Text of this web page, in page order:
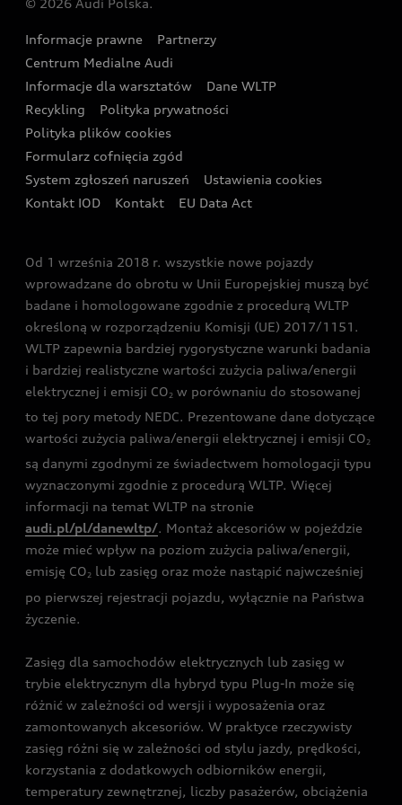
Wyszukaj najbliższego Partnera Audi
Oferta dla przedsiębiorców
Oferta dla klientów prywatnych
Kalkulator rat
Ubezpieczenie
Audi exclusive
Zasięg
Gwarancja
Akcje serwisowe Audi
Katalog online akcesoriów
Audi i Muzeum Sztuki Nowoczesnej w Warszawie
Audi driving experience
Audi quattro Cup
Audi i Puchar Świata w Skokach Narciarskich w
Zakopanem
© 2026 Audi Polska.
Informacje prawne
Partnerzy
Centrum Medialne Audi
Informacje dla warsztatów
Dane WLTP
Recykling
Polityka prywatności
Polityka plików cookies
Formularz cofnięcia zgód
System zgłoszeń naruszeń
Ustawienia cookies
Kontakt IOD
Kontakt EU Data Act
Od 1 września 2018 r. wszystkie nowe pojazdy
wprowadzane do obrotu w Unii Europejskiej muszą być
badane i homologowane zgodnie z procedurą WLTP
określoną w rozporządzeniu Komisji (UE) 2017/1151.
WLTP zapewnia bardziej rygorystyczne warunki badania
i bardziej realistyczne wartości zużycia paliwa/energii
elektrycznej i emisji CO2 w porównaniu do stosowanej
to tej pory metody NEDC. Prezentowane dane dotyczące
wartości zużycia paliwa/energii elektrycznej i emisji CO2
są danymi zgodnymi ze świadectwem homologacji typu
wyznaczonymi zgodnie z procedurą WLTP. Więcej
informacji na temat WLTP na stronie
audi.pl/pl/danewltp/. Montaż akcesoriów w pojeździe
może mieć wpływ na poziom zużycia paliwa/energii,
emisję CO2 lub zasięg oraz może nastąpić najwcześniej
po pierwszej rejestracji pojazdu, wyłącznie na Państwa
życzenie.
Zasięg dla samochodów elektrycznych lub zasięg w
trybie elektrycznym dla hybryd typu Plug-In może się
różnić w zależności od wersji i wyposażenia oraz
zamontowanych akcesoriów. W praktyce rzeczywisty
zasięg różni się w zależności od stylu jazdy, prędkości,
korzystania z dodatkowych odbiorników energii,
temperatury zewnętrznej, liczby pasażerów, obciążenia